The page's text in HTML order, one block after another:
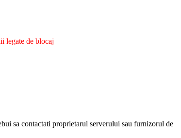
legate de blocaj
sa contactati proprietarul serverului sau furnizorul de